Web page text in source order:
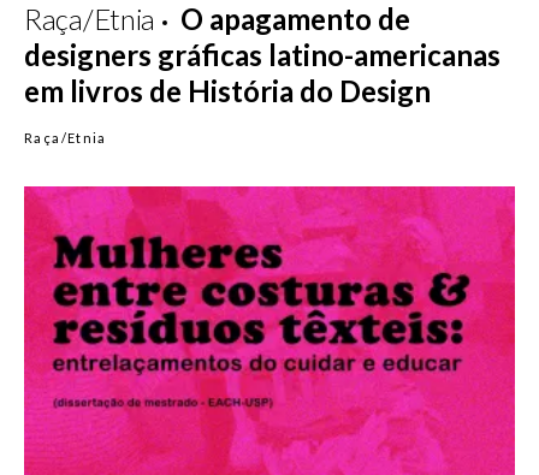
Raça/Etnia
O apagamento de
designers gráficas latino-americanas
em livros de História do Design
Raça/Etnia